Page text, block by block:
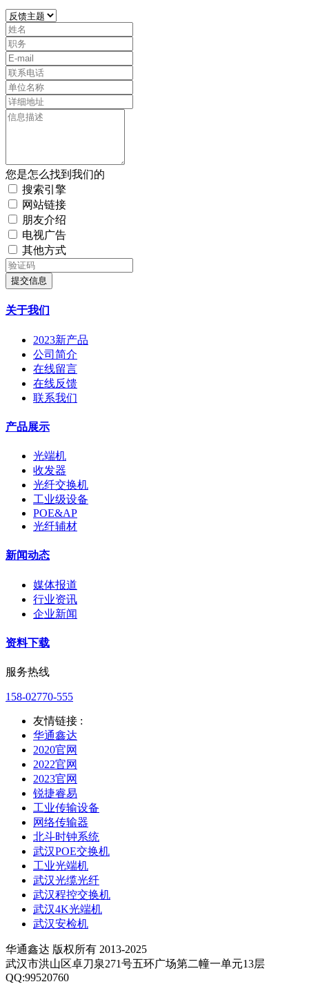
您是怎么找到我们的
搜索引擎
网站链接
朋友介绍
电视广告
其他方式
提交信息
关于我们
2023新产品
公司简介
在线留言
在线反馈
联系我们
产品展示
光端机
收发器
光纤交换机
工业级设备
POE&AP
光纤辅材
新闻动态
媒体报道
行业资讯
企业新闻
资料下载
服务热线
158-02770-555
友情链接 :
华通鑫达
2020官网
2022官网
2023官网
锐捷睿易
工业传输设备
网络传输器
北斗时钟系统
武汉POE交换机
工业光端机
武汉光缆光纤
武汉程控交换机
武汉4K光端机
武汉安检机
华通鑫达 版权所有 2013-2025
武汉市洪山区卓刀泉271号五环广场第二幢一单元13层
QQ:99520760